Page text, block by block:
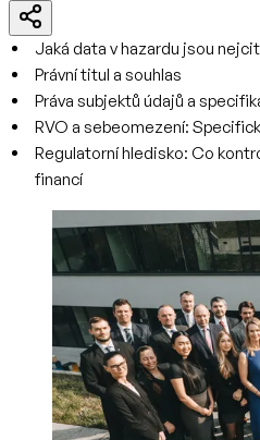
Jaká data v hazardu jsou
Právní titul a souhlas
Práva subjektů údajů a
RVO a sebeomezení:
Regulatorní hledisko: Co
financí